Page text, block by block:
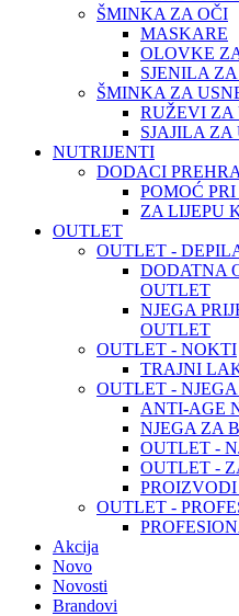
ŠMINKA ZA OČI
MASKARE
OLOVKE
SJENILA
ŠMINKA ZA
RUŽEVI ZA
SJAJILA ZA
NUTRIJENTI
DODACI
POMOĆ
ZA LIJEPU
OUTLET
OUTLET -
DODATNA
OUTLET
NJEGA
OUTLET
OUTLET - NOKTI
TRAJNI
OUTLET -
ANTI-AGE
NJEGA ZA
OUTLET -
OUTLET -
OUTLET -
Akcija
Novo
Novosti
Brandovi